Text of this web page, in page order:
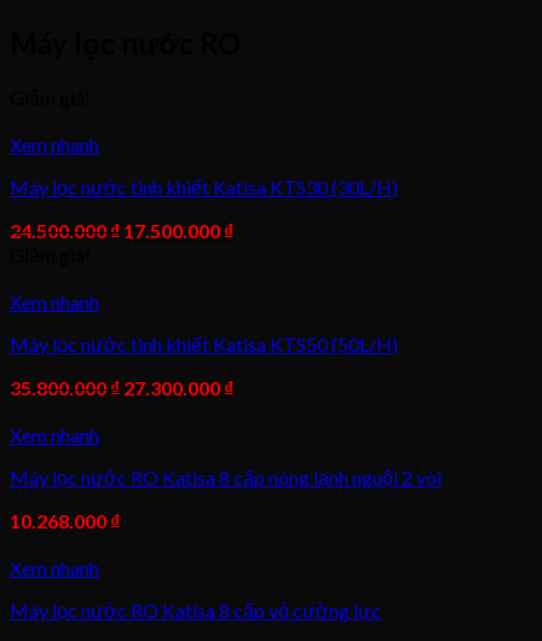
Xem nhanh
Máy lọc nước tinh khiết Katisa KTS30 (30L/H)
24.500.000 ₫ 17.500.000 ₫
Xem nhanh
Máy lọc nước tinh khiết Katisa KTS50 (50L/H)
35.800.000 ₫ 27.300.000 ₫
Xem nhanh
Máy lọc nước RO Katisa 8 cấp nóng lạnh nguội 2 vòi
10.268.000 ₫
Xem nhanh
Máy lọc nước RO Katisa 8 cấp vỏ cường lực